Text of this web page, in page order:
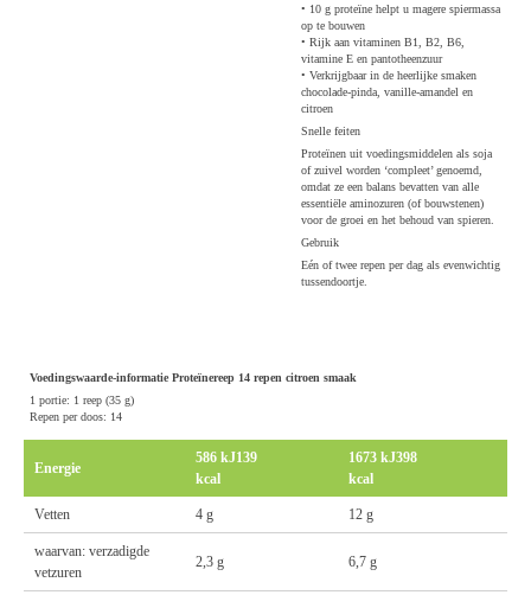
• 10 g proteïne helpt u magere spiermassa
op te bouwen
• Rijk aan vitaminen B1, B2, B6,
vitamine E en pantotheenzuur
• Verkrijgbaar in de heerlijke smaken
chocolade-pinda, vanille-amandel en
citroen
Snelle feiten
Proteïnen uit voedingsmiddelen als soja
of zuivel worden ‘compleet’ genoemd,
omdat ze een balans bevatten van alle
essentiële aminozuren (of bouwstenen)
voor de groei en het behoud van spieren.
Gebruik
Eén of twee repen per dag als evenwichtig
tussendoortje.
Voedingswaarde-informatie Proteïnereep 14 repen citroen smaak
1 portie: 1 reep (35 g)
Repen per doos: 14
Energie
586 kJ139
kcal
1673 kJ398
kcal
Vetten 4 g 12 g
waarvan: verzadigde
vetzuren
2,3 g 6,7 g